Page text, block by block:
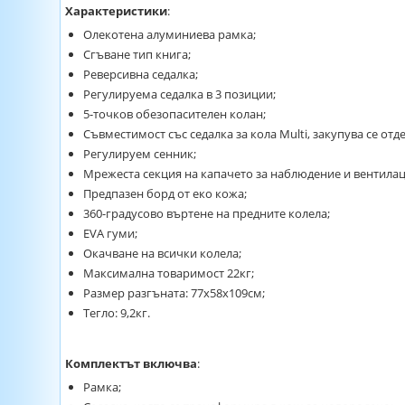
Характеристики:
Олекотена алуминиева рамка;
Сгъване тип книга;
Реверсивна седалка;
Регулируема седалка в 3 позиции;
5-точков обезопасителен колан;
Съвместимост със седалка за кола Multi, закупува се
Регулируем сенник;
Мрежеста секция на капачето за наблюдение и
Предпазен борд от еко кожа;
360-градусово въртене на предните колела;
EVA гуми;
Окачване на всички колела;
Максимална товаримост 22кг;
Размер разгъната: 77х58х109см;
Тегло: 9,2кг.
Комплектът включва:
Рамка;